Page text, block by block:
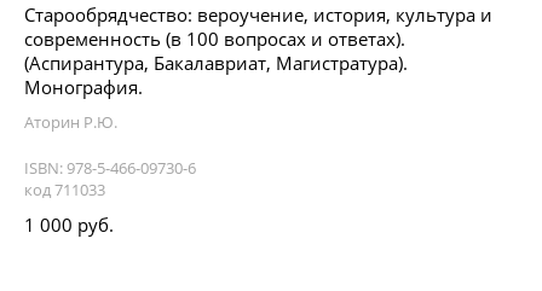
Старообрядчество: вероучение, история, культура и
современность (в 100 вопросах и ответах).
(Аспирантура, Бакалавриат, Магистратура).
Монография.
Аторин Р.Ю.
ISBN: 978-5-466-09730-6
код 711033
1 000 руб.